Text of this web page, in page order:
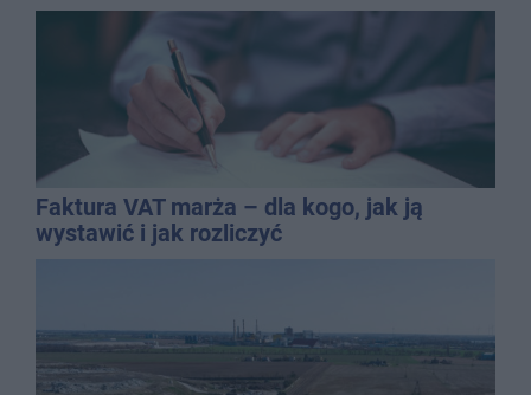
Faktura VAT marża – dla kogo, jak ją
wystawić i jak rozliczyć